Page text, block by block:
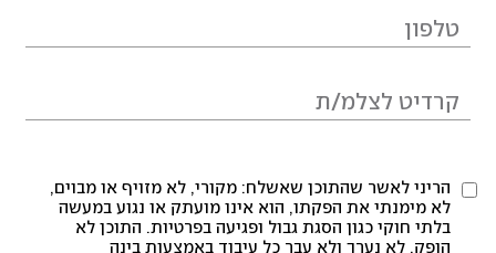
הריני לאשר שהתוכן שאשלח: מקורי, לא מזויף או מבוים,
לא מימנתי את הפקתו, הוא אינו מועתק או נגוע במעשה
בלתי חוקי כגון הסגת גבול ופגיעה בפרטיות. התוכן לא
הופק, לא נערך ולא עבר כל עיבוד באמצעות בינה